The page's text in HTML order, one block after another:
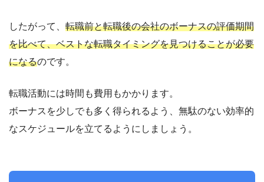
したがって、 転職前と転職後の会社のボーナスの評価期間
を比べて、ベストな転職タイミングを見つけることが必要
になるのです。
転職活動には時間も費用もかかります。
ボーナスを少しでも多く得られるよう、無駄のない効率的
なスケジュールを立てるようにしましょう。